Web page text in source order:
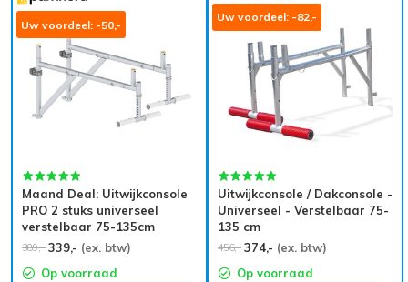
Uw voordeel: -50,-
Maand Deal: Uitwijkconsole
PRO 2 stuks universeel
verstelbaar 75-135cm
389,- 339,- (ex. btw)
Op voorraad
Uw voordeel: -82,-
Uitwijkconsole / Dakconsole -
Universeel - Verstelbaar 75-
135 cm
456,- 374,- (ex. btw)
Op voorraad